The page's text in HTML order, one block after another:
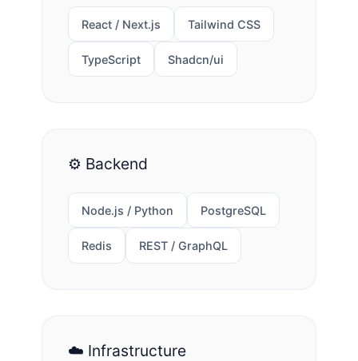
React / Next.js Tailwind CSS
TypeScript Shadcn/ui
⚙️ Backend
Node.js / Python PostgreSQL
Redis REST / GraphQL
☁️ Infrastructure